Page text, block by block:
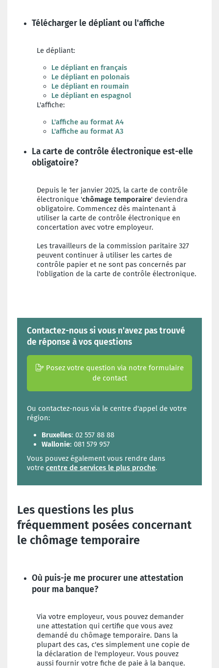
Télécharger le dépliant ou l'affiche
Le dépliant:
Le dépliant en français
Le dépliant en polonais
Le dépliant en roumain
Le dépliant en espagnol
L'affiche:
L'affiche au format A4
L'affiche au format A3
La carte de contrôle électronique est-elle
obligatoire?
Depuis le 1er janvier 2025, la carte de contrôle
électronique 'chômage temporaire' deviendra
obligatoire. Commencez dès maintenant à
utiliser la carte de contrôle électronique en
concertation avec votre employeur.
Les travailleurs de la commission paritaire 327
peuvent continuer à utiliser les cartes de
contrôle papier et ne sont pas concernés par
l'obligation de la carte de contrôle électronique.
Contactez-nous si vous n'avez pas trouvé
de réponse à vos questions
Posez votre question via notre formulaire
de contact
Ou contactez-nous via le centre d'appel de votre
région:
Bruxelles: 02 557 88 88
Wallonie: 081 579 957
Vous pouvez également vous rendre dans
votre centre de services le plus proche.
Les questions les plus
fréquemment posées concernant
le chômage temporaire
Où puis-je me procurer une attestation
pour ma banque?
Via votre employeur, vous pouvez demander
une attestation qui certifie que vous avez
demandé du chômage temporaire. Dans la
plupart des cas, c'es simplement une copie de
la déclaration de l'employeur. Vous pouvez
aussi fournir votre fiche de paie à la banque.